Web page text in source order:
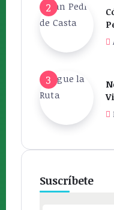
Suscríbete